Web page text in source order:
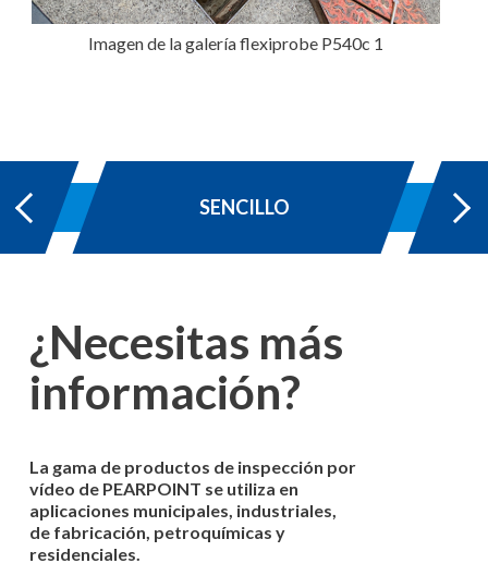
Imagen de la galería flexiprobe P540c 1
SENCILLO
¿Necesitas más
información?
La gama de productos de inspección por
vídeo de PEARPOINT se utiliza en
aplicaciones municipales, industriales,
de fabricación, petroquímicas y
residenciales.